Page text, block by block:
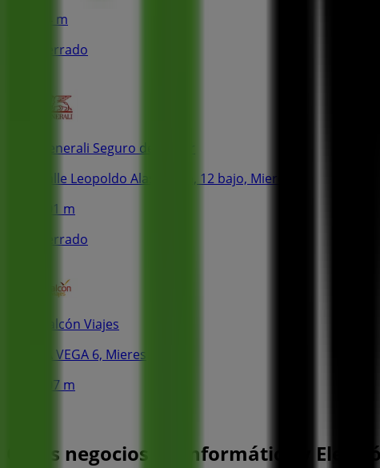
94 m
Cerrado
Generali Seguro de Hogar
Calle Leopoldo Alas Clarin, 12 bajo, Mieres
101 m
Cerrado
Halcón Viajes
LA VEGA 6, Mieres
107 m
Otros negocios de Informática y